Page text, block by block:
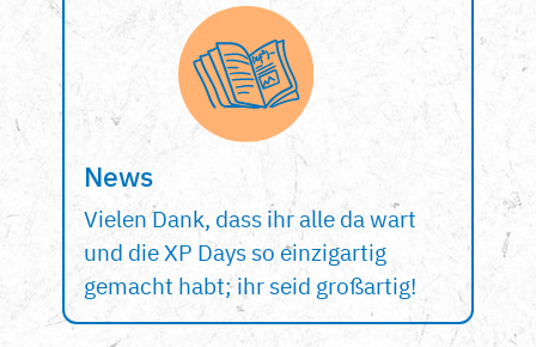
News
Vielen Dank, dass ihr alle da wart
und die XP Days so einzigartig
gemacht habt; ihr seid großartig!